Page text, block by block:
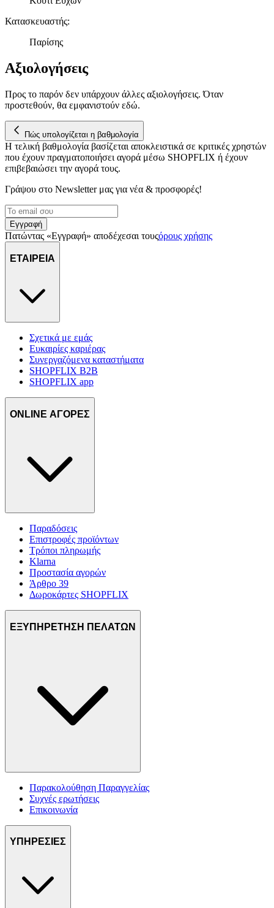
παρέχουμε λειτουργίες μέσων κοινωνικής δικτύωσης και να
αναλύουμε την κυκλοφορία μας. Εμείς και οι 1022 συνεργάτες
διεύθυνση IP σας, χρησιμοποιώντας τεχνολογία όπως cookies
στη συσκευή σας, με σκοπό την προβολή εξατομικευμένων
διαφημίσεις και περιεχόμενο, την καλύτερη εικόνα του κοινού
μας και την ανάπτυξη προϊόντων. Επίσης, κοινοποιούμε
τοποθεσίας μας στους συνεργάτες μέσων κοινωνικής
δικτύωσης, διαφημίσεων και ανάλυσης.
Κατασκευαστής:
Παρίσης
Αξιολογήσεις
Προς το παρόν δεν υπάρχουν άλλες αξιολογήσεις. Όταν
προστεθούν, θα εμφανιστούν εδώ.
Πώς υπολογίζεται η βαθμολογία
Η τελική βαθμολογία βασίζεται αποκλειστικά σε κριτικές χρηστών
που έχουν πραγματοποιήσει αγορά μέσω SHOPFLIX ή έχουν
επιβεβαιώσει την αγορά τους.
Γράψου στο Νewsletter μας για νέα & προσφορές!
Εγγραφή
Πατώντας «Εγγραφή» αποδέχεσαι τουςόρους χρήσης
ΕΤΑΙΡΕΙΑ
Σχετικά με εμάς
Ευκαιρίες καριέρας
Συνεργαζόμενα καταστήματα
SHOPFLIX B2B
SHOPFLIX app
ONLINE ΑΓΟΡΕΣ
Παραδόσεις
Επιστροφές προϊόντων
Τρόποι πληρωμής
Klarna
Προστασία αγορών
Άρθρο 39
Δωροκάρτες SHOPFLIX
ΕΞΥΠΗΡΕΤΗΣΗ ΠΕΛΑΤΩΝ
Παρακολούθηση Παραγγελίας
Συχνές ερωτήσεις
Επικοινωνία
ΥΠΗΡΕΣΙΕΣ